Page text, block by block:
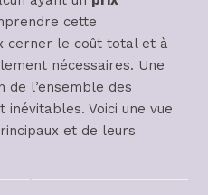
cette
cerner le coût total et à
nécessaires. Une
de l’ensemble des
Voici une vue
et de leurs